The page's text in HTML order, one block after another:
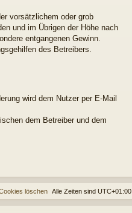
vorsätzlichem oder grob
und im Übrigen der Höhe nach
entgangenen Gewinn.
des Betreibers.
wird dem Nutzer per E-Mail
dem Betreiber und dem
Alle Zeiten sind UTC+01:00
löschen